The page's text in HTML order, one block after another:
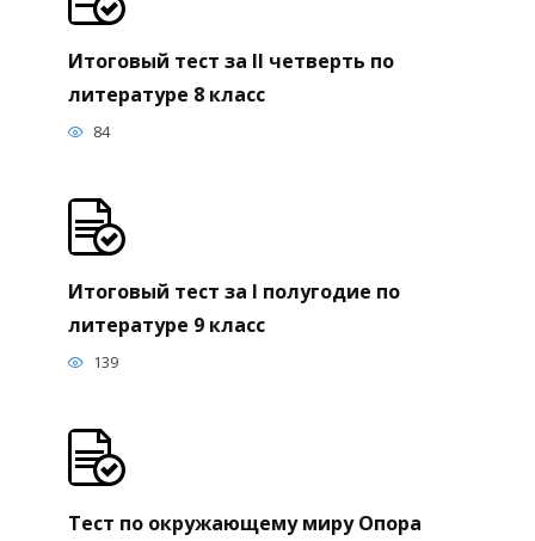
Итоговый тест за II четверть по
литературе 8 класс
84
Итоговый тест за I полугодие по
литературе 9 класс
139
Тест по окружающему миру Опора